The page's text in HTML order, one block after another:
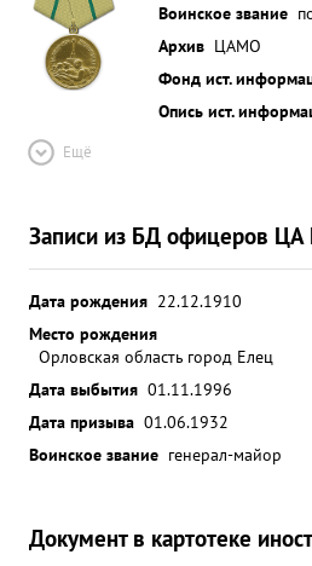
и Социалистической Родине
соответствии с Указом
Совета "За боевые Союза ССР
1944 г. достоин награждения
Воинское звание
Архив ЦАМО
Фонд ист.
Опись ист.
Ещё
Записи из БД офицеров
Дата рождения 22.12.1910
Место рождения
Орловская область город Елец
Дата выбытия 01.11.1996
Дата призыва 01.06.1932
Воинское звание генерал-майор
Документ в картотеке